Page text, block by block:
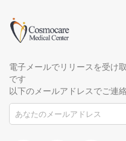
電子メールでリリースを受け
です
以下のメールアドレスでご連